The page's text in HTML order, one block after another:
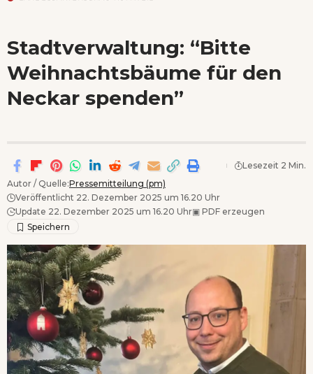
Stadtverwaltung: “Bitte
Weihnachtsbäume für den
Neckar spenden”
Autor / Quelle:Pressemitteilung (pm)
Veröffentlicht 22. Dezember 2025 um 16.20 Uhr
Update 22. Dezember 2025 um 16.20 Uhr▣ PDF erzeugen
Lesezeit 2 Min.